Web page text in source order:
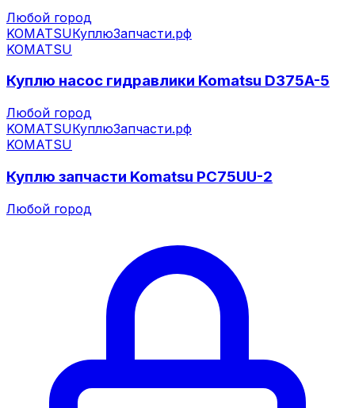
Любой город
KOMATSUКуплюЗапчасти.рф
KOMATSU
Куплю насос гидравлики Komatsu D375A-5
Любой город
KOMATSUКуплюЗапчасти.рф
KOMATSU
Куплю запчасти Komatsu PC75UU-2
Любой город